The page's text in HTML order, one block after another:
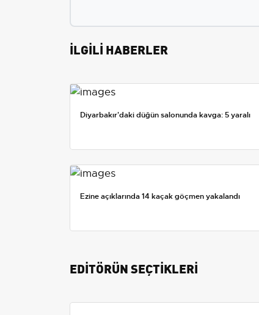
İLGİLİ HABERLER
Diyarbakır'daki düğün salonunda kavga: 5 yaralı
Ezine açıklarında 14 kaçak göçmen yakalandı
EDİTÖRÜN SEÇTİKLERİ